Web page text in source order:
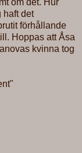
om det. Hur
haft det
förhållande
Hoppas att Åsa
kvinna tog